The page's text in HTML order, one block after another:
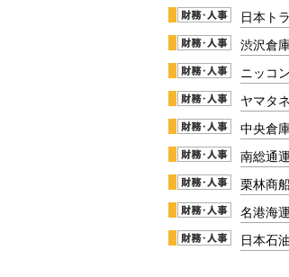
日本ト
渋沢倉
ニッコ
ヤマタ
中央倉
南総通
栗林商
名港海
日本石